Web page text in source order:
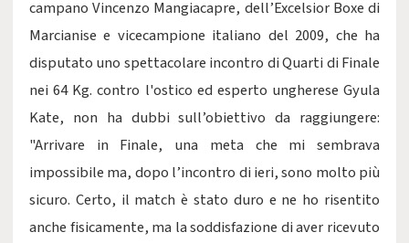
campano Vincenzo Mangiacapre, dell’Excelsior Boxe di
Marcianise e vicecampione italiano del 2009, che ha
disputato uno spettacolare incontro di Quarti di Finale
nei 64 Kg. contro l'ostico ed esperto ungherese Gyula
Kate, non ha dubbi sull’obiettivo da raggiungere:
"Arrivare in Finale, una meta che mi sembrava
impossibile ma, dopo l’incontro di ieri, sono molto più
sicuro. Certo, il match è stato duro e ne ho risentito
anche fisicamente, ma la soddisfazione di aver ricevuto